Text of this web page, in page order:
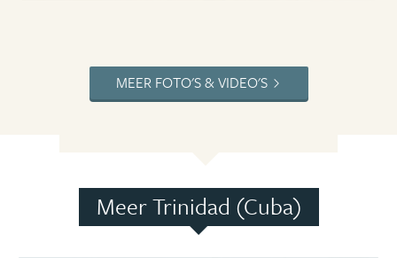
MEER FOTO'S & VIDEO'S
Meer Trinidad (Cuba)